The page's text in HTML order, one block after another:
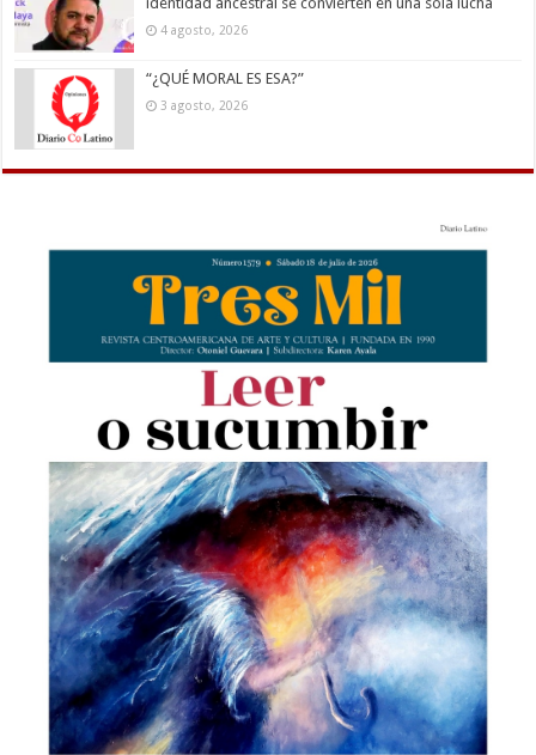
4 agosto, 2026
“¿QUÉ MORAL ES ESA?”
3 agosto, 2026